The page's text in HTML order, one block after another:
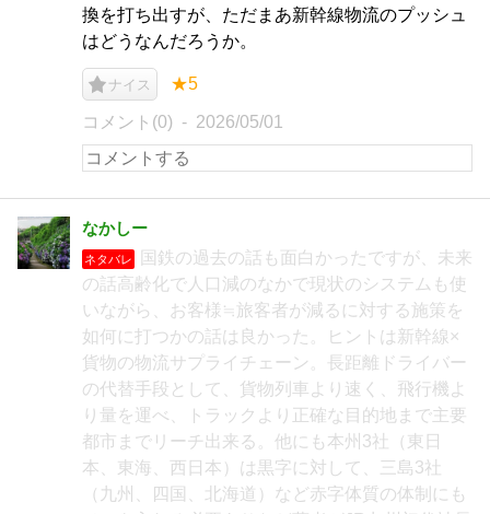
換を打ち出すが、ただまあ新幹線物流のプッシュ
はどうなんだろうか。
ナイス ★5
コメント(0) 2026/05/01
なかしー
ネタバレ
国鉄の過去の話も面白かったですが、未来
の話高齢化で人口減のなかで現状のシステムも使
いながら、お客様≒旅客者が減るに対する施策を
如何に打つかの話は良かった。ヒントは新幹線×
貨物の物流サプライチェーン。長距離ドライバー
の代替手段として、貨物列車より速く、飛行機よ
り量を運べ、トラックより正確な目的地まで主要
都市までリーチ出来る。他にも本州3社（東日
本、東海、西日本）は黒字に対して、三島3社
（九州、四国、北海道）など赤字体質の体制にも